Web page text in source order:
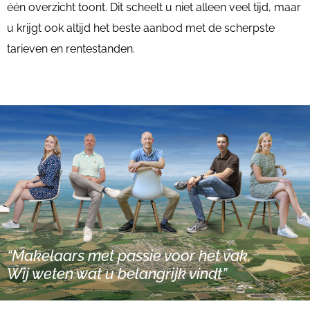
één overzicht toont. Dit scheelt u niet alleen veel tijd, maar
u krijgt ook altijd het beste aanbod met de scherpste
tarieven en rentestanden.
“Makelaars met passie voor het vak.
Wij weten wat u belangrijk vindt”